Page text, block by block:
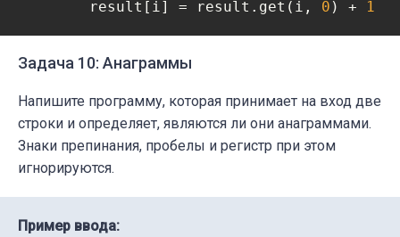
	result[i] = result.get(i,
0 ) + 1
Задача 10: Анаграммы
Напишите программу, которая принимает на вход две
строки и определяет, являются ли они анаграммами.
Знаки препинания, пробелы и регистр при этом
игнорируются.
Пример ввода: